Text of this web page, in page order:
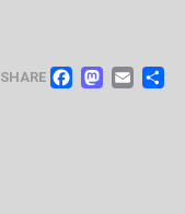
SHARE